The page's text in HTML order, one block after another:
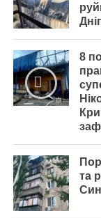
8
та